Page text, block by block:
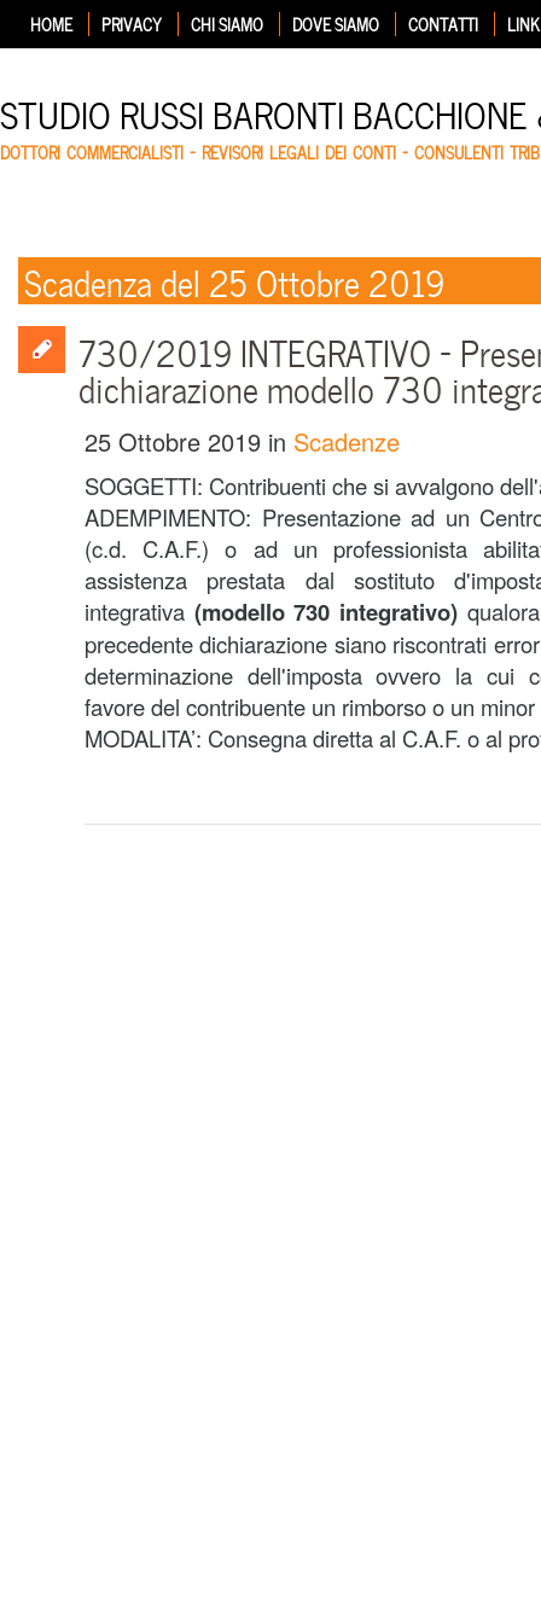
HOME PRIVACY CHI SIAMO DOVE SIAMO CONTATTI LINK
STUDIO RUSSI BARONTI
DOTTORI COMMERCIALISTI – REVISORI LEGALI DEI CONTI – CONSULENTI
Scadenza del 25 Ottobre 2019
730/2019 INTEGRATIVO –
dichiarazione modello 730
25 Ottobre 2019 in Scadenze
SOGGETTI: Contribuenti che si avvalgono
ADEMPIMENTO: Presentazione ad un
(c.d. C.A.F.) o ad un professionista
assistenza prestata dal sostituto
integrativa (modello 730 integrativo)
precedente dichiarazione siano riscontrati
determinazione dell'imposta ovvero la cui
favore del contribuente un rimborso o un
MODALITA’: Consegna diretta al C.A.F. o al